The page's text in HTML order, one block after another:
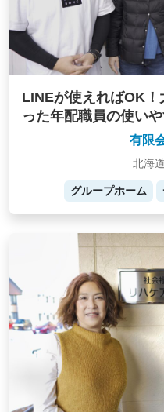
LINEが使えればOK
った年配職員の使いや
有限
北海
グループホーム